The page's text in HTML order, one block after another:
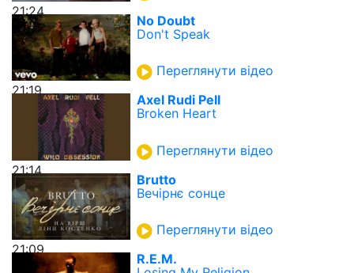
21:24
21:19
No Doubt
Don't Speak
Переглянути відео
21:14
Axel Rudi Pell
Broken Heart
Переглянути відео
21:09
Brutto
Вечірнє сонце
Переглянути відео
R.E.M.